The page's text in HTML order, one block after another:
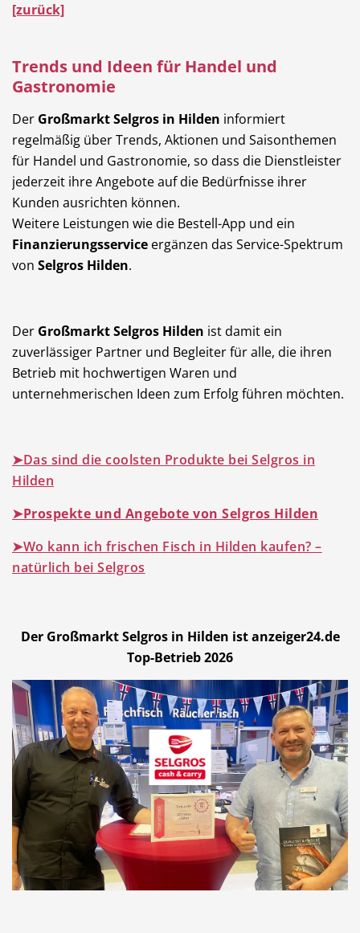
[zurück]
Trends und Ideen für Handel und
Gastronomie
Der Großmarkt Selgros in Hilden informiert
regelmäßig über Trends, Aktionen und Saisonthemen
für Handel und Gastronomie, so dass die Dienstleister
jederzeit ihre Angebote auf die Bedürfnisse ihrer
Kunden ausrichten können.
Weitere Leistungen wie die Bestell-App und ein
Finanzierungsservice ergänzen das Service-Spektrum
von Selgros Hilden.
Der Großmarkt Selgros Hilden ist damit ein
zuverlässiger Partner und Begleiter für alle, die ihren
Betrieb mit hochwertigen Waren und
unternehmerischen Ideen zum Erfolg führen möchten.
➤Das sind die coolsten Produkte bei Selgros in
Hilden
➤Prospekte und Angebote von Selgros Hilden
➤Wo kann ich frischen Fisch in Hilden kaufen? –
natürlich bei Selgros
Der Großmarkt Selgros in Hilden ist anzeiger24.de
Top-Betrieb 2026